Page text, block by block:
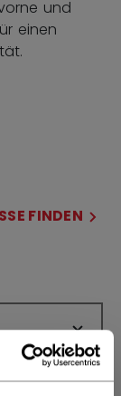
und
einen
FINDEN